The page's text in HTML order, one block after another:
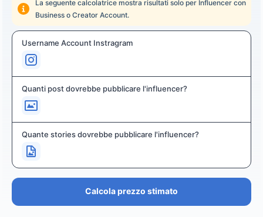
La seguente calcolatrice mostra risultati solo per Influencer con
Business o Creator Account.
Username Account Instragram
Quanti post dovrebbe pubblicare l'influencer?
Quante stories dovrebbe pubblicare l'influencer?
Calcola prezzo stimato